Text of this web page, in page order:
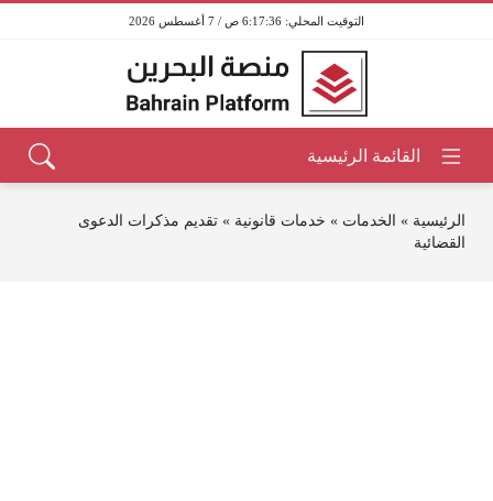
6:17:36 ص / 7 أغسطس 2026
الرئيسية » الخدمات » خدمات قانونية » تقديم مذكرات الدعوى
القضائية